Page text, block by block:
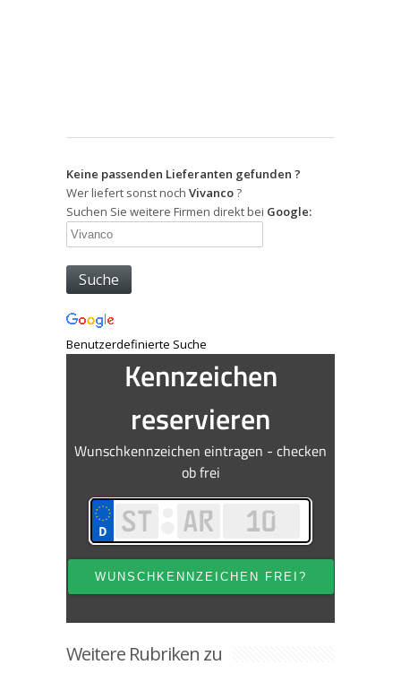
Keine passenden Lieferanten gefunden ?
Wer liefert sonst noch Vivanco?
Suchen Sie weitere Firmen direkt bei Google:
Benutzerdefinierte Suche
Weitere Rubriken zu